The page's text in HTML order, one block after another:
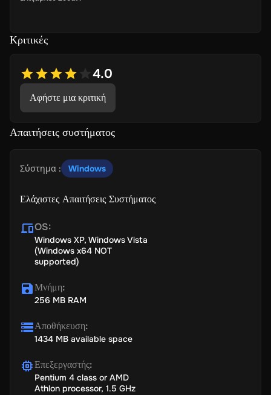
Κριτικές
4.0
Αφήστε μια κριτική
Απαιτήσεις συστήματος
Σύστημα : Windows
Ελάχιστες Απαιτήσεις Συστήματος
OS:
Windows XP, Windows Vista
(Windows x64 NOT
supported)
Μνήμη:
256 MB RAM
Αποθήκευση:
1434 MB available space
Επεξεργαστής:
Pentium 4 class or AMD
Athlon processor, 1.5 GHz